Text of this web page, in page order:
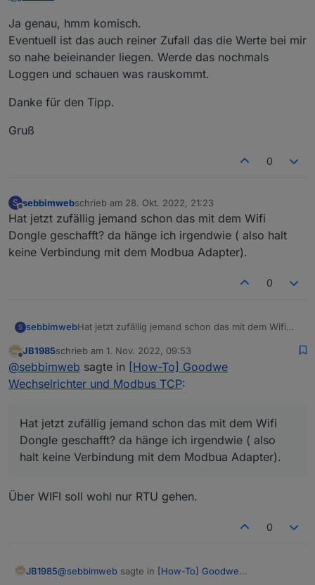
Geräte die im Backup (USV) angeschlossen sind.
Ja genau, hmm komisch.
Eventuell ist das auch reiner Zufall das die Werte bei mir
so nahe beieinander liegen. Werde das nochmals
Loggen und schauen was rauskommt.
Danke für den Tipp.
Gruß
0
S
Offline
sebbimwebschrieb am 28. Okt. 2022, 21:23
zuletzt editiert von
Hat jetzt zufällig jemand schon das mit dem Wifi
Dongle geschafft? da hänge ich irgendwie ( also halt
keine Verbindung mit dem Modbua Adapter).
0
S sebbimwebHat jetzt zufällig jemand schon das mit dem Wifi
halt keine Verbindung mit dem Modbua Adapter).
Offline
JB1985schrieb am 1. Nov. 2022, 09:53
zuletzt editiert von
@sebbimweb sagte in [How-To] Goodwe
Wechselrichter und Modbus TCP:
Hat jetzt zufällig jemand schon das mit dem Wifi
Dongle geschafft? da hänge ich irgendwie ( also
halt keine Verbindung mit dem Modbua Adapter).
Über WIFI soll wohl nur RTU gehen.
0
JB1985@sebbimweb sagte in [How-To] Goodwe